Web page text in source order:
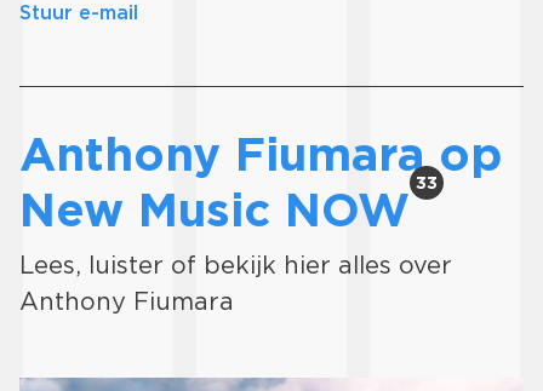
Stuur e-mail
Anthony Fiumara op
New Music NOW33
Lees, luister of bekijk hier alles over
Anthony Fiumara